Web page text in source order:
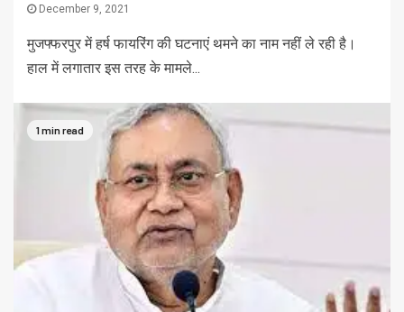
December 9, 2021
मुजफ्फरपुर में हर्ष फायरिंग की घटनाएं थमने का नाम नहीं ले रही है।
हाल में लगातार इस तरह के मामले...
1 min read